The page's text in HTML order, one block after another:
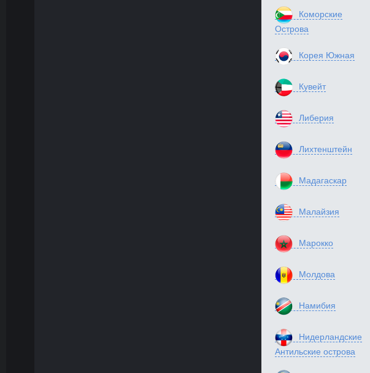
Коморские
Острова
Корея Южная
Кувейт
Либерия
Лихтенштейн
Мадагаскар
Малайзия
Марокко
Молдова
Намибия
Нидерландские
Антильские острова